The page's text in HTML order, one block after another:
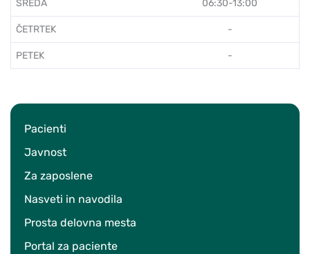
Pacienti
Javnost
Za zaposlene
Nasveti in navodila
Prosta delovna mesta
Portal za paciente
SREDA 06:30-13:00
ČETRTEK -
PETEK -